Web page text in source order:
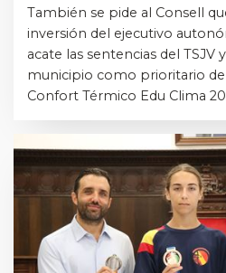
También se pide al Consell
inversión del ejecutivo
acate las sentencias del TSJV
municipio como prioritario
Confort Térmico Edu Clima